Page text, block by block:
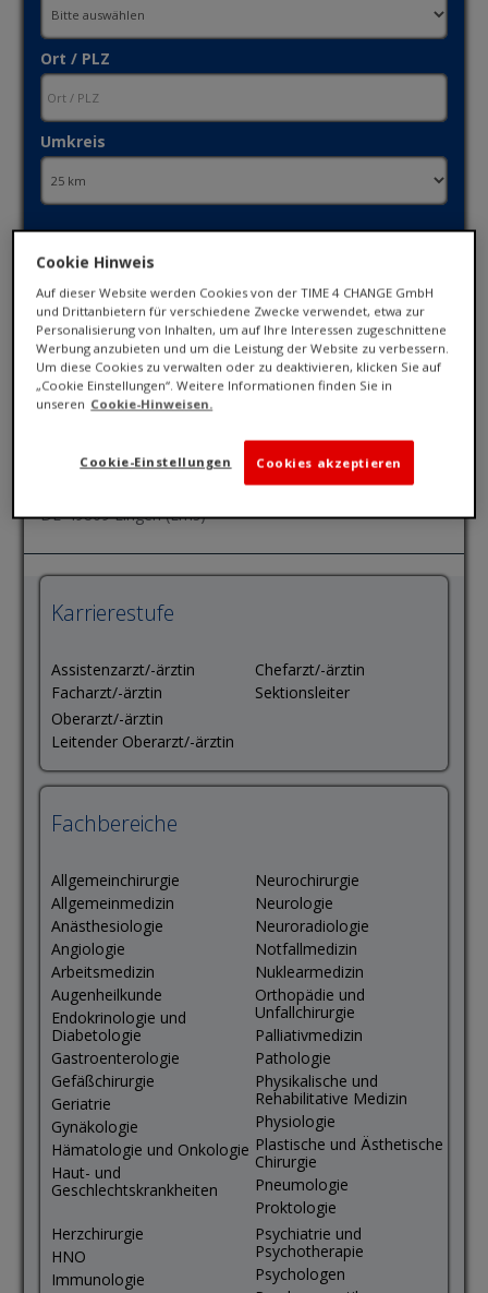
Ort / PLZ
Umkreis
Stellenangebote als
Assistenzarzt/-ärztin
Assistenzarzt Pneumologie (m/w/d)
DE-49809 Lingen (Ems)
Karrierestufe
Assistenzarzt/-ärztin
Facharzt/-ärztin
Oberarzt/-ärztin
Leitender Oberarzt/-ärztin
Chefarzt/-ärztin
Sektionsleiter
Fachbereiche
Allgemeinchirurgie
Allgemeinmedizin
Anästhesiologie
Angiologie
Arbeitsmedizin
Augenheilkunde
Endokrinologie und
Diabetologie
Gastroenterologie
Gefäßchirurgie
Geriatrie
Gynäkologie
Hämatologie und Onkologie
Haut- und
Geschlechtskrankheiten
Herzchirurgie
HNO
Immunologie
Neurochirurgie
Neurologie
Neuroradiologie
Notfallmedizin
Nuklearmedizin
Orthopädie und
Unfallchirurgie
Palliativmedizin
Pathologie
Physikalische und
Rehabilitative Medizin
Physiologie
Plastische und Ästhetische
Chirurgie
Pneumologie
Proktologie
Psychiatrie und
Psychotherapie
Psychologen
Cookie Hinweis
Auf dieser Website werden Cookies von der TIME 4 CHANGE GmbH
und Drittanbietern für verschiedene Zwecke verwendet, etwa zur
Personalisierung von Inhalten, um auf Ihre Interessen zugeschnittene
Werbung anzubieten und um die Leistung der Website zu verbessern.
Um diese Cookies zu verwalten oder zu deaktivieren, klicken Sie auf
„Cookie Einstellungen“. Weitere Informationen finden Sie in
unseren Cookie-Hinweisen.
Cookies akzeptieren
Cookie-Einstellungen